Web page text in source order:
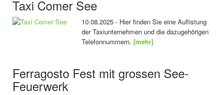
Taxi Comer See
10.08.2025 - Hier finden Sie eine Auflistung
der Taxiunternehmen und die dazugehörigen
Telefonnummern.[mehr]
Ferragosto Fest mit grossen See-
Feuerwerk